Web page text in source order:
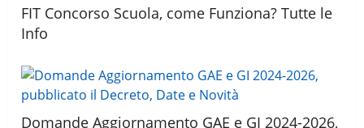
FIT Concorso Scuola, come Funziona? Tutte le
Info
Domande Aggiornamento GAE e GI 2024-2026,